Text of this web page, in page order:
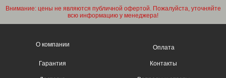
Внимание: цены не являются публичной офертой. Пожалуйста, уточняйте
всю информацию у менеджера!
О компании Оплата
Гарантия Контакты